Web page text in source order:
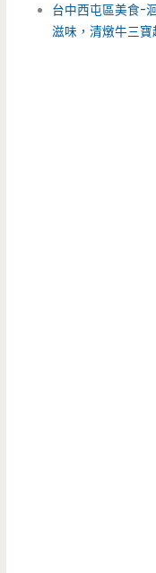
台中西屯區美食-
滋味，清燉牛三寶